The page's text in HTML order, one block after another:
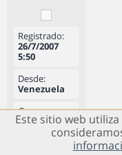
Registrado:
26/7/2007
5:50
Desde:
Venezuela
Grupo:
Usuarios
Registrados
Este sitio web